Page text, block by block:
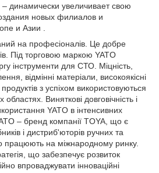
динамически увеличивает свою
новых филиалов и
и Азии .
на професіоналів. Це добре
Під торговою маркою YATO
інструменти для СТО. Міцність,
відмінні матеріали, високоякісні
з успіхом використовуються
областях. Виняткові довговічність і
YATO в інтенсивних
– бренд компанії TOYA, що є
і дистриб'юторів ручних та
працюють на міжнародному ринку.
що забезпечує розвиток
впроваджувати інноваційні